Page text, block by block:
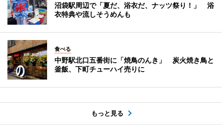
沼袋駅周辺で「夏だ、浴衣だ、ナッツ祭り！」 浴
衣特典や流しそうめんも
食べる
中野駅北口五番街に「焼鳥のんき」 炭火焼き鳥と
釜飯、下町チューハイ売りに
もっと見る